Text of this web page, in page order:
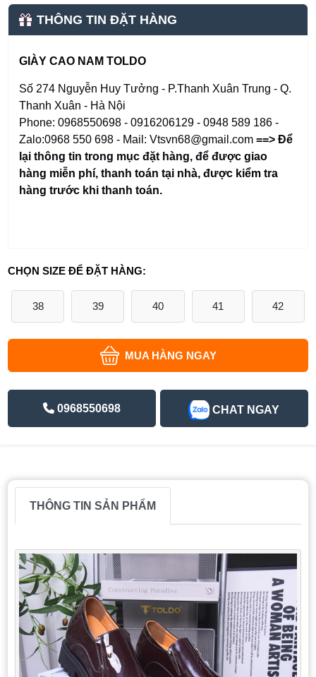
THÔNG TIN ĐẶT HÀNG
GIÀY CAO NAM TOLDO
Số 274 Nguyễn Huy Tưởng - P.Thanh Xuân Trung - Q.
Thanh Xuân - Hà Nội
Phone: 0968550698 - 0916206129 - 0948 589 186 -
Zalo:0968 550 698 - Mail: Vtsvn68@gmail.com==> Để
lại thông tin trong mục đặt hàng,để được giao
hàng miễn phí, thanh toán tại nhà, được kiểm tra
hàng trước khi thanh toán.
CHỌN SIZE ĐỂ ĐẶT HÀNG:
38 39 40 41 42
MUA HÀNG NGAY
0968550698 CHAT NGAY
THÔNG TIN SẢN PHẨM